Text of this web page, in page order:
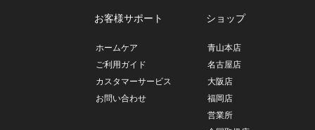
お客様サポート
ホームケア
ご利用ガイド
カスタマーサービス
お問い合わせ
ショップ
青山本店
名古屋店
大阪店
福岡店
営業所